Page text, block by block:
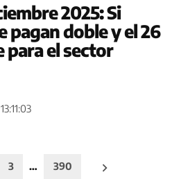
2025: Si
pagan doble y el 26
para el sector
3 … 390